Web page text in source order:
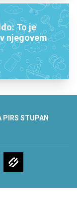
To je
njegovem
PIRS STUPAN